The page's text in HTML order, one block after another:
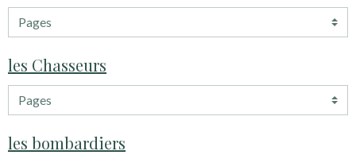
les Chasseurs
les bombardiers